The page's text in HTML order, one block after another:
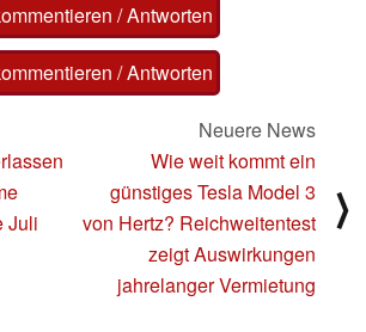
/ Antworten
/ Antworten
Juli
Neuere News
Wie weit kommt ein
günstiges Tesla Model 3
von Hertz? Reichweitentest
zeigt Auswirkungen
jahrelanger Vermietung
⟩